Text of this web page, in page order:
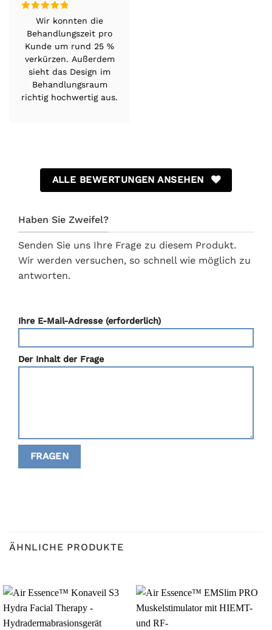
Bewertet
mit5von 5
Wir konnten die
Behandlungszeit pro
Kunde um rund 25 %
verkürzen. Außerdem
sieht das Design im
Behandlungsraum
richtig hochwertig aus.
Senden Sie uns Ihre Frage zu diesem Produkt.
Wir werden versuchen, so schnell wie möglich zu
antworten.
Der Inhalt der Frage